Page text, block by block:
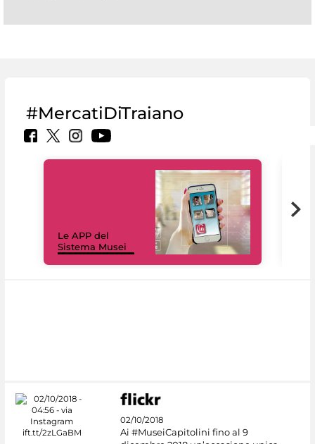
#MercatiDiTraiano
Le APP del
Sistema Musei
02/10/2018
Ai #MuseiCapitolini fino al 9